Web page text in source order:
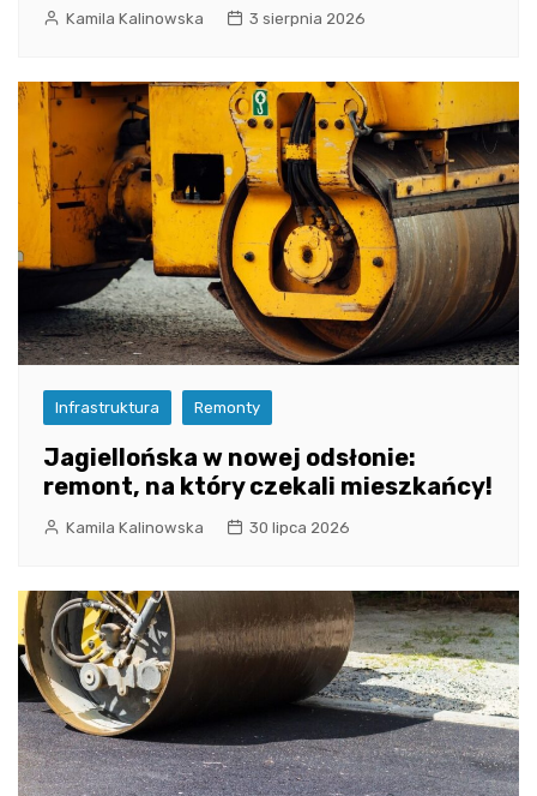
Kamila Kalinowska 3 sierpnia 2026
Infrastruktura Remonty
Jagiellońska w nowej odsłonie:
remont, na który czekali mieszkańcy!
Kamila Kalinowska 30 lipca 2026